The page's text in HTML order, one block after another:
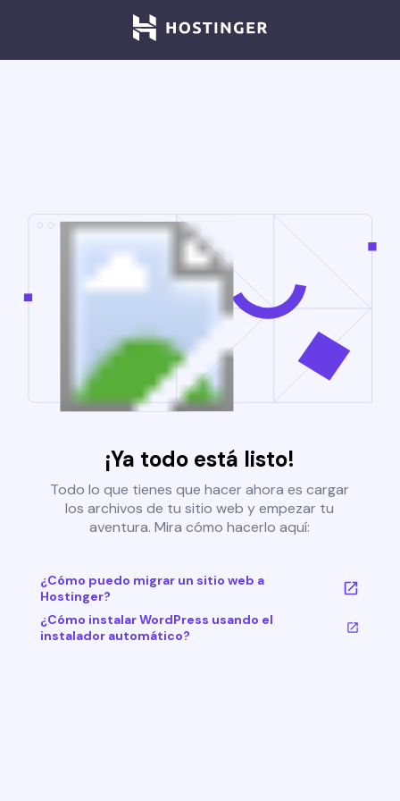
¡Ya todo está listo!
Todo lo que tienes que hacer ahora es cargar
los archivos de tu sitio web y empezar tu
aventura. Mira cómo hacerlo aquí:
¿Cómo puedo migrar un sitio web a
Hostinger?
¿Cómo instalar WordPress usando el
instalador automático?